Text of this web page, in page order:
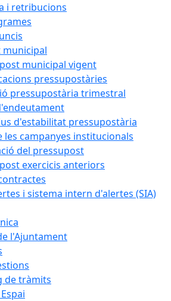
i retribucions
municipal
municipal vigent
pressupostàries
pressupostària trimestral
d'estabilitat pressupostària
les campanyes institucionals
del pressupost
exercicis anteriors
i sistema intern d'alertes (SIA)
l'Ajuntament
de tràmits